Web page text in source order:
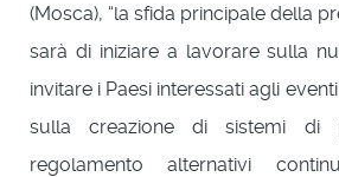
(Mosca), “la sfida principale della
sarà di iniziare a lavorare sulla
invitare i Paesi interessati agli eventi
sulla creazione di sistemi di
regolamento alternativi